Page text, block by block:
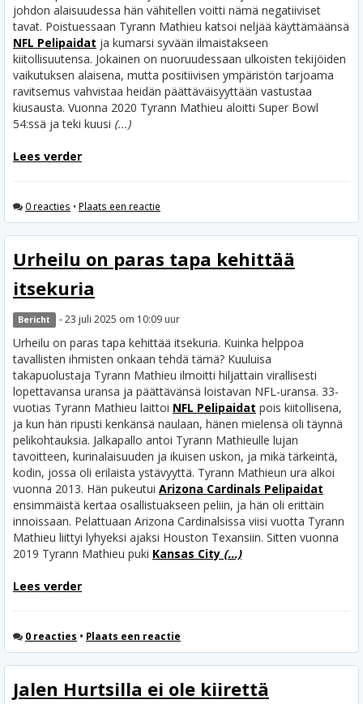
johdon alaisuudessa hän vähitellen voitti nämä negatiiviset
tavat. Poistuessaan Tyrann Mathieu katsoi neljää käyttämäänsä
NFL Pelipaidat ja kumarsi syvään ilmaistakseen
kiitollisuutensa. Jokainen on nuoruudessaan ulkoisten tekijöiden
vaikutuksen alaisena, mutta positiivisen ympäristön tarjoama
ravitsemus vahvistaa heidän päättäväisyyttään vastustaa
kiusausta. Vuonna 2020 Tyrann Mathieu aloitti Super Bowl
54:ssä ja teki kuusi (...)
Lees verder
0 reacties • Plaats een reactie
Urheilu on paras tapa kehittää
itsekuria
Bericht - 23 juli 2025 om 10:09 uur
Urheilu on paras tapa kehittää itsekuria. Kuinka helppoa
tavallisten ihmisten onkaan tehdä tämä? Kuuluisa
takapuolustaja Tyrann Mathieu ilmoitti hiljattain virallisesti
lopettavansa uransa ja päättävänsä loistavan NFL-uransa. 33-
vuotias Tyrann Mathieu laittoi NFL Pelipaidat pois kiitollisena,
ja kun hän ripusti kenkänsä naulaan, hänen mielensä oli täynnä
pelikohtauksia. Jalkapallo antoi Tyrann Mathieulle lujan
tavoitteen, kurinalaisuuden ja ikuisen uskon, ja mikä tärkeintä,
kodin, jossa oli erilaista ystävyyttä. Tyrann Mathieun ura alkoi
vuonna 2013. Hän pukeutui Arizona Cardinals Pelipaidat
ensimmäistä kertaa osallistuakseen peliin, ja hän oli erittäin
innoissaan. Pelattuaan Arizona Cardinalsissa viisi vuotta Tyrann
Mathieu liittyi lyhyeksi ajaksi Houston Texansiin. Sitten vuonna
2019 Tyrann Mathieu puki Kansas City (...)
Lees verder
0 reacties • Plaats een reactie
Jalen Hurtsilla ei ole kiirettä